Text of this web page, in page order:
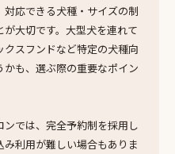
応できる犬種・サイズの制
大切です。大型犬を連れて
スフンドなど特定の犬種向
も、選ぶ際の重要なポイン
では、完全予約制を採用し
利用が難しい場合もありま